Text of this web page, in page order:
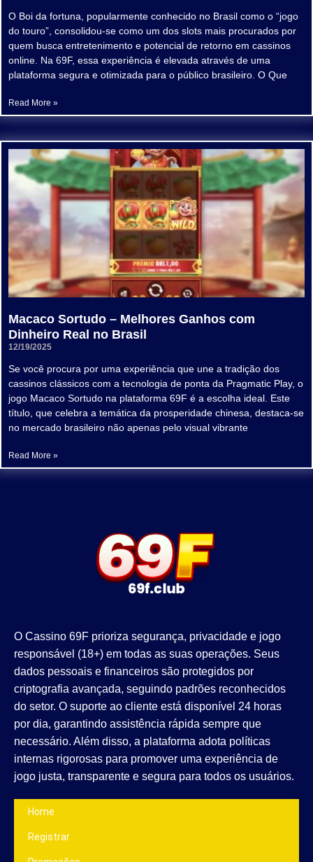
O Boi da fortuna, popularmente conhecido no Brasil como o “jogo
do touro”, consolidou-se como um dos slots mais procurados por
quem busca entretenimento e potencial de retorno em cassinos
online. Na 69F, essa experiência é elevada através de uma
plataforma segura e otimizada para o público brasileiro. O Que
Read More »
Macaco Sortudo – Melhores Ganhos com
Dinheiro Real no Brasil
12/19/2025
Se você procura por uma experiência que une a tradição dos
cassinos clássicos com a tecnologia de ponta da Pragmatic Play, o
jogo Macaco Sortudo na plataforma 69F é a escolha ideal. Este
título, que celebra a temática da prosperidade chinesa, destaca-se
no mercado brasileiro não apenas pelo visual vibrante
Read More »
O Cassino 69F prioriza segurança, privacidade e jogo
responsável (18+) em todas as suas operações. Seus
dados pessoais e financeiros são protegidos por
criptografia avançada, seguindo padrões reconhecidos
do setor. O suporte ao cliente está disponível 24 horas
por dia, garantindo assistência rápida sempre que
necessário. Além disso, a plataforma adota políticas
internas rigorosas para promover uma experiência de
jogo justa, transparente e segura para todos os usuários.
Home
Registrar